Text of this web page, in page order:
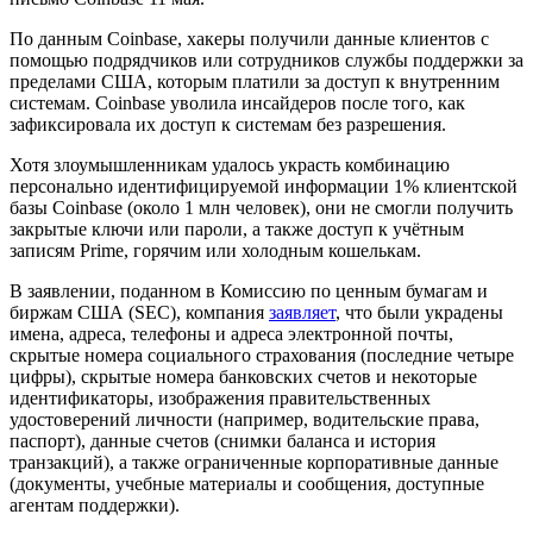
По данным Coinbase, хакеры получили данные клиентов с
помощью подрядчиков или сотрудников службы поддержки за
пределами США, которым платили за доступ к внутренним
системам. Coinbase уволила инсайдеров после того, как
зафиксировала их доступ к системам без разрешения.
Хотя злоумышленникам удалось украсть комбинацию
персонально идентифицируемой информации 1% клиентской
базы Coinbase (около 1 млн человек), они не смогли получить
закрытые ключи или пароли, а также доступ к учётным
записям Prime, горячим или холодным кошелькам.
В заявлении, поданном в Комиссию по ценным бумагам и
биржам США (SEC), компания заявляет, что были украдены
имена, адреса, телефоны и адреса электронной почты,
скрытые номера социального страхования (последние четыре
цифры), скрытые номера банковских счетов и некоторые
идентификаторы, изображения правительственных
удостоверений личности (например, водительские права,
паспорт), данные счетов (снимки баланса и история
транзакций), а также ограниченные корпоративные данные
(документы, учебные материалы и сообщения, доступные
агентам поддержки).